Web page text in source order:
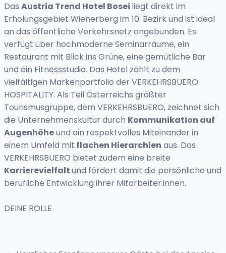
Das Austria Trend Hotel Bosei liegt direkt im
Erholungsgebiet Wienerberg im 10. Bezirk und ist ideal
an das öffentliche Verkehrsnetz angebunden. Es
verfügt über hochmoderne Seminarräume, ein
Restaurant mit Blick ins Grüne, eine gemütliche Bar
und ein Fitnessstudio. Das Hotel zählt zu dem
vielfältigen Markenportfolio der VERKEHRSBUERO
HOSPITALITY. Als Teil Österreichs größter
Tourismusgruppe, dem VERKEHRSBUERO, zeichnet sich
die Unternehmenskultur durch Kommunikation auf
Augenhöheund ein respektvolles Miteinander in
einem Umfeld mit flachen Hierarchien aus. Das
VERKEHRSBUERO bietet zudem eine breite
Karrierevielfaltund fördert damit die persönliche und
berufliche Entwicklung ihrer Mitarbeiter:innen.
DEINE ROLLE